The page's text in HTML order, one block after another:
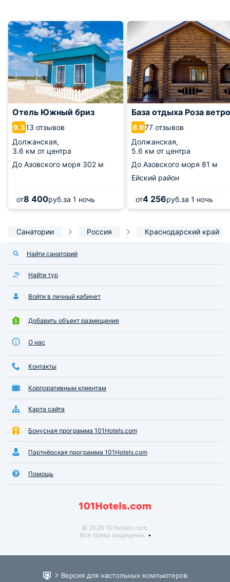
Отель Южный бриз
9.313 отзывов
Должанская,
3.6 км от центра
До Азовского моря 302 м
от8 400руб.за 1 ночь
База отдыха Роза
8.977 отзывов
Должанская,
5.6 км от центра
До Азовского моря 81 м
Ейский район
от4 256руб.за 1 ночь
Санатории Россия Краснодарский край
Найти санаторий
Найти тур
Войти в личный кабинет
Добавить объект размещения
О нас
Контакты
Корпоративным клиентам
Карта сайта
Бонусная программа 101Hotels.com
Партнёрская программа 101Hotels.com
Помощь
© 2026 101hotels.com.
Все права защищены.
Версия для настольных компьютеров